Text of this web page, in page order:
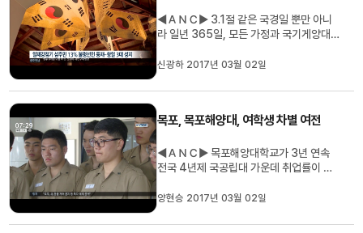
◀ＡＮＣ▶ 3.1절 같은 국경일 뿐만 아니
라 일년 365일, 모든 가정과 국기게양대
일의 섬으로 불리는 완도 소안도의 태극기
ＶＣＲ▶ 완도 화흥포에서 뱃길로 40분
태극기가 섬을 찾는 사람들을 반깁...
신광하 2017년 03월 02일
목포, 목포해양대, 여학생 차별 여전
◀ＡＮＣ▶ 목포해양대학교가 3년 연속
전국 4년제 국공립대 가운데 취업률이 가
돼 입시철마다 높은 경쟁률을 기록하고 있
있습니다. 양현승 기자입니다. ◀ＥＮＤ▶
양현승 2017년 03월 02일